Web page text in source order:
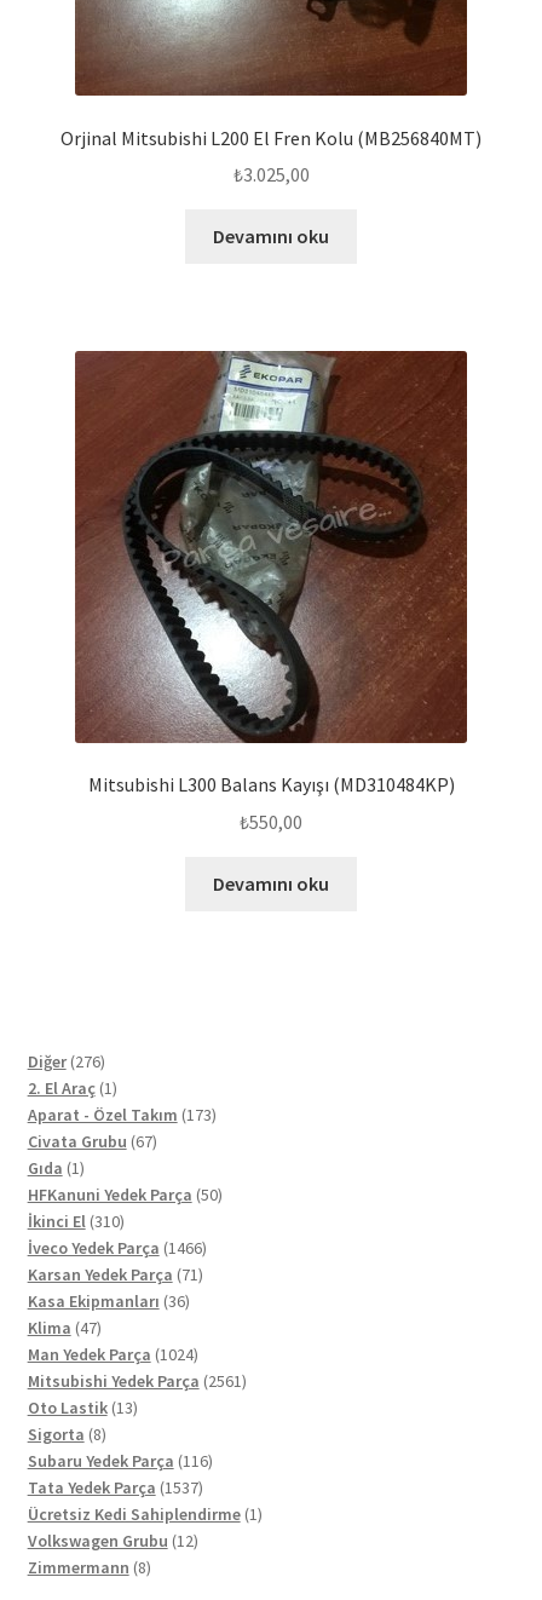
Orjinal Mitsubishi L200 El Fren Kolu (MB256840MT)
₺3.025,00
Devamını oku
Mitsubishi L300 Balans Kayışı (MD310484KP)
₺550,00
Devamını oku
Diğer 276276
ürün
2. El Araç 11
ürün
Aparat - Özel Takım 173173
Civata Grubu 6767
Gıda 11
ürün
HFKanuni Yedek Parça 5050
İkinci El 310310
ürün
İveco Yedek Parça 14661466
ürün
Karsan Yedek Parça 7171
Kasa Ekipmanları 3636
Klima 4747
ürün
Man Yedek Parça 10241024
ürün
Mitsubishi Yedek Parça 25612561
Oto Lastik 1313
Sigorta 88
ürün
Subaru Yedek Parça 116116
Tata Yedek Parça 15371537
ürün
Ücretsiz Kedi Sahiplendirme 11
Volkswagen Grubu 1212
Zimmermann 88